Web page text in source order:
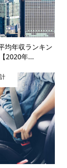
均年収ランキン
2020年...